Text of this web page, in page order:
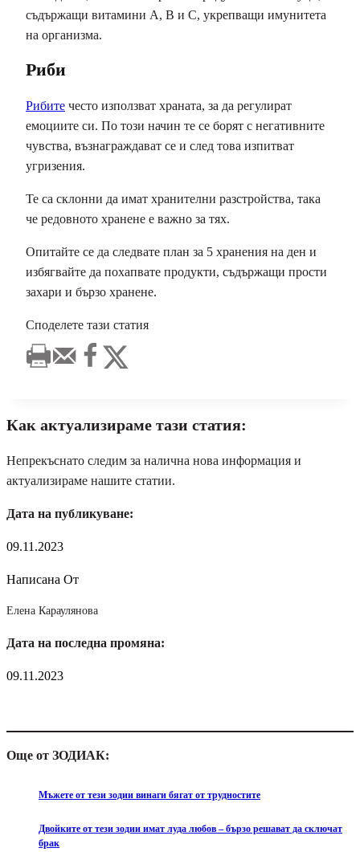
съдържащи витамини А, В и С, укрепващи имунитета
на организма.
Риби
Рибите често използват храната, за да регулират
емоциите си. По този начин те се борят с негативните
чувства, възнаграждават се и след това изпитват
угризения.
Те са склонни да имат хранителни разстройства, така
че редовното хранене е важно за тях.
Опитайте се да следвате план за 5 хранения на ден и
избягвайте да похапвате продукти, съдържащи прости
захари и бързо хранене.
Споделете тази статия
Как актуализираме тази статия:
Непрекъснато следим за налична нова информация и
актуализираме нашите статии.
Дата на публикуване:
09.11.2023
Написана От
Елена Караулянова
Дата на последна промяна:
09.11.2023
Още от ЗОДИАК:
Мъжете от тези зодии винаги бягат от трудностите
Двойките от тези зодии имат луда любов – бързо решават да сключат
брак